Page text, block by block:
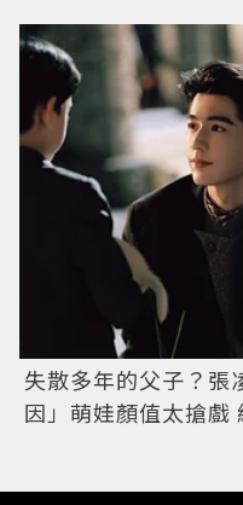
失散多年的父子？張
因」萌娃顏值太搶戲